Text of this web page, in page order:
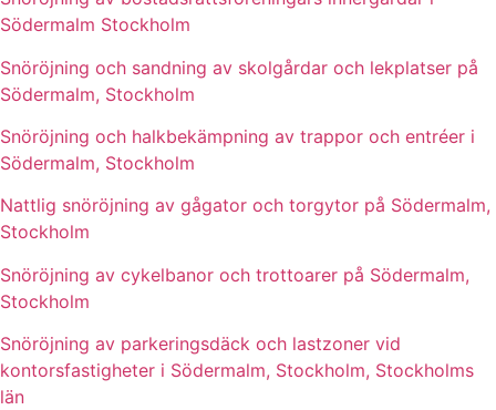
Södermalm Stockholm
Snöröjning och sandning av skolgårdar och lekplatser på
Södermalm, Stockholm
Snöröjning och halkbekämpning av trappor och entréer i
Södermalm, Stockholm
Nattlig snöröjning av gågator och torgytor på Södermalm,
Stockholm
Snöröjning av cykelbanor och trottoarer på Södermalm,
Stockholm
Snöröjning av parkeringsdäck och lastzoner vid
kontorsfastigheter i Södermalm, Stockholm, Stockholms
län